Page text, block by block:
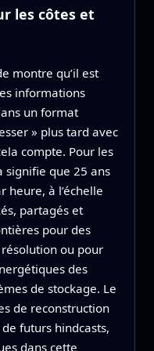
les côtes et
montre qu’il est
informations
un format
» plus tard avec
compte. Pour les
signifie que 25 ans
heure, à l’échelle
partagés et
pour des
ou pour
des
de stockage. Le
de reconstruction
futurs hindcasts,
dans cette